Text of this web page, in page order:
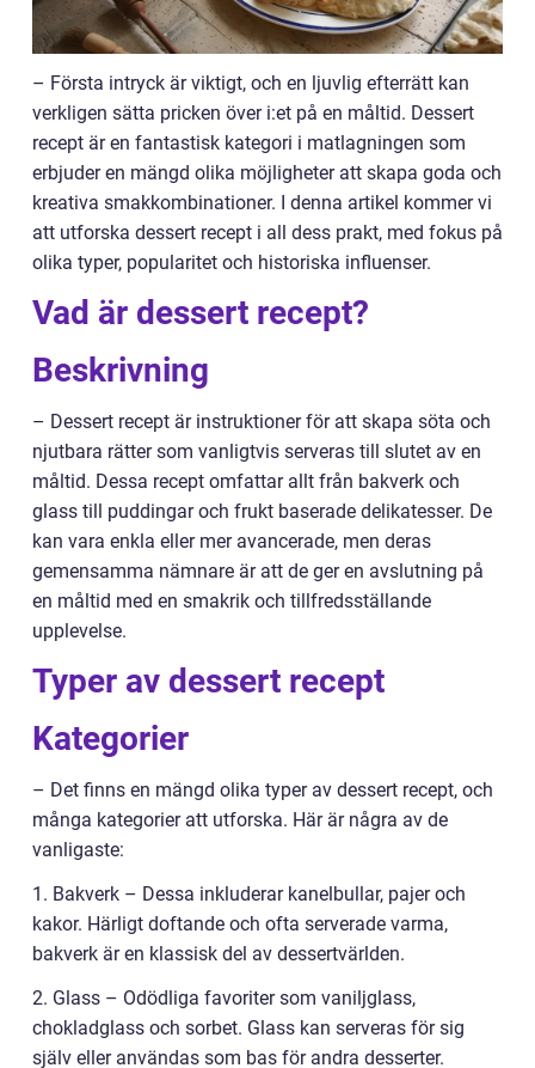
– Första intryck är viktigt, och en ljuvlig efterrätt kan
verkligen sätta pricken över i:et på en måltid. Dessert
recept är en fantastisk kategori i matlagningen som
erbjuder en mängd olika möjligheter att skapa goda och
kreativa smakkombinationer. I denna artikel kommer vi
att utforska dessert recept i all dess prakt, med fokus på
olika typer, popularitet och historiska influenser.
Vad är dessert recept?
Beskrivning
– Dessert recept är instruktioner för att skapa söta och
njutbara rätter som vanligtvis serveras till slutet av en
måltid. Dessa recept omfattar allt från bakverk och
glass till puddingar och frukt baserade delikatesser. De
kan vara enkla eller mer avancerade, men deras
gemensamma nämnare är att de ger en avslutning på
en måltid med en smakrik och tillfredsställande
upplevelse.
Typer av dessert recept
Kategorier
– Det finns en mängd olika typer av dessert recept, och
många kategorier att utforska. Här är några av de
vanligaste:
1. Bakverk – Dessa inkluderar kanelbullar, pajer och
kakor. Härligt doftande och ofta serverade varma,
bakverk är en klassisk del av dessertvärlden.
2. Glass – Odödliga favoriter som vaniljglass,
chokladglass och sorbet. Glass kan serveras för sig
själv eller användas som bas för andra desserter.